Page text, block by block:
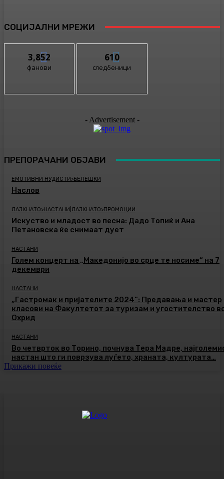
СОЦИЈАЛНИ МРЕЖИ
3,852
фанови
610
следбеници
- Advertisement -
ПРЕПОРАЧАНИ ОБЈАВИ
ЕМОТИВНИ НУДИСТИ>БЕЛЕШКИ
Наслов
ЛАЈКНАТО>НАСТАНИ|ЛАЈКНАТО>ПРОМОЦИИ
Искуство и младост во песна: Дадо Топиќ и Ана
Петановска ќе снимаат дует
НАСТАНИ
Голем концерт на „Македонијо во срце те носиме“ на 7
декември
НАСТАНИ
„Гастромак и пријателите 2024“: Предавања и мастер
класови на Факултетот за туризам и угостителство
Охрид
НАСТАНИ
Во четврток во Торино, почнува Тера Мадре,
настан што ги поврзува луѓето, храната, културата…
Прикажи повеќе